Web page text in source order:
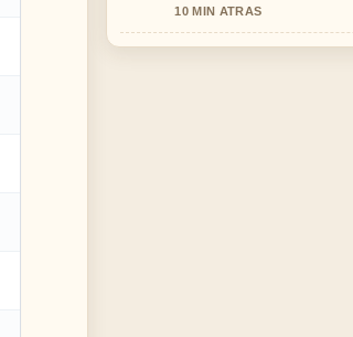
10 MIN ATRAS